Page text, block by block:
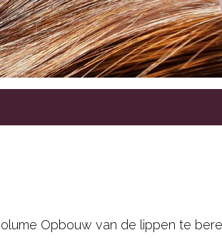
Opbouw van de lippen te